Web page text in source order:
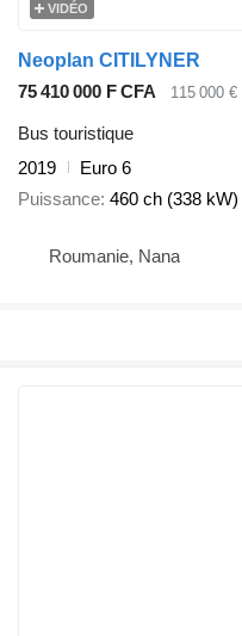
VIDÉO
Neoplan CITILYNER
75 410 000 F CFA
115 000 €
Bus touristique
2019
Euro 6
Puissance 460 ch (338 kW)
Roumanie, Nana